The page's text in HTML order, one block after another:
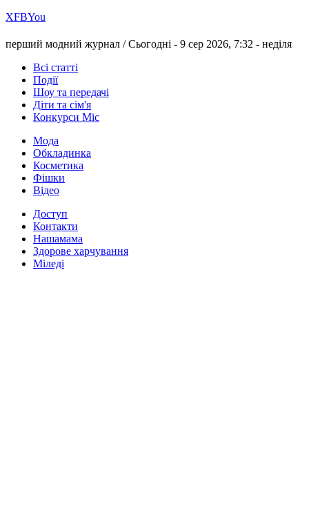
ХFBYou
перший модний журнал /Сьогодні - 9 сер 2026, 7:32 - неділя
Всі статті
Події
Шоу та передачі
Діти та сім'я
Конкурси Міс
Мода
Обкладинка
Косметика
Фішки
Відео
Доступ
Контакти
Нашамама
Здорове харчування
Міледі